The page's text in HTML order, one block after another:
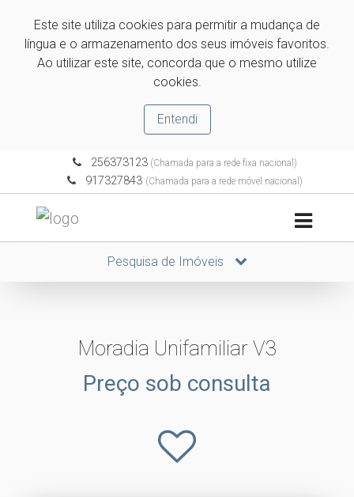
Este site utiliza cookies para permitir a mudança de
língua e o armazenamento dos seus imóveis favoritos.
Ao utilizar este site, concorda que o mesmo utilize
cookies.
Entendi
256373123(Chamada para a rede fixa nacional)
917327843 (Chamada para a rede móvel nacional)
Pesquisa de Imóveis
Moradia Unifamiliar V3
Preço sob consulta